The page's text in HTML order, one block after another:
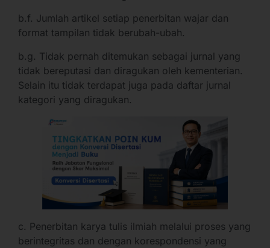
b.f. Jumlah artikel setiap penerbitan wajar dan
format tampilan tidak berubah-ubah.
b.g. Tidak pernah ditemukan sebagai jurnal yang
tidak bereputasi dan diragukan oleh kementerian.
Selain itu tidak terdapat juga pada daftar jurnal
kategori yang diragukan.
c. Penerbitan karya tulis ilmiah melalui proses yang
berintegritas dan dengan korespondensi yang